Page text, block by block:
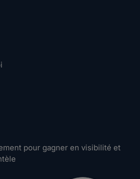
pour gagner en visibilité et